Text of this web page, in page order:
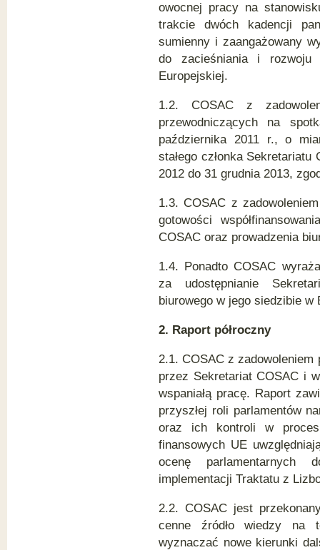
owocnej pracy na
trakcie dwóch kadencji
sumienny i zaangażowany
do zacieśniania i rozwoju
Europejskiej.
1.2. COSAC z
przewodniczących na
października 2011 r., o
stałego członka
2012 do 31 grudnia 2013,
1.3. COSAC z
gotowości
COSAC oraz prowadzenia
1.4. Ponadto COSAC
za udostępnianie
biurowego w jego siedzibie w
2. Raport półroczny
2.1. COSAC z zadowoleniem
przez Sekretariat COSAC i
wspaniałą pracę. Raport
przyszłej roli parlamentów
oraz ich kontroli w
finansowych UE
ocenę parlamentarnych
implementacji Traktatu z
2.2. COSAC jest
cenne źródło wiedzy na
wyznaczać nowe kierunki